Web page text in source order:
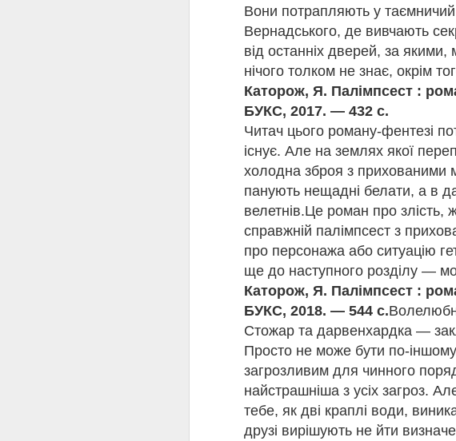
Вони потрапляють у
Вернадського, де вивчають
від останніх дверей, за
нічого толком не знає, окрім
Каторож, Я. Палімпсест :
БУКС, 2017. — 432 с.
Читач цього роману-фентезі
існує. Але на землях якої
холодна зброя з прихованими
панують нещадні белати, а в
велетнів.Це роман про злість,
справжній палімпсест з
про персонажа або ситуацію
ще до наступного розділу —
Каторож, Я. Палімпсест :
БУКС, 2018. — 544 с.
Стожар та дарвенхардка —
Просто не може бути по-
загрозливим для чинного
найстрашніша з усіх загроз.
тебе, як дві краплі води,
друзі вирішують не йти
Друга страва
«Панк 57» Пенелопа Дуглас .
У п’ятому класі вчителі випадково
але об’єднували спільні думки і
щирими. Ці листи тримали їх на плаву в
лише три правила: не шукати одне
Проте одного дня Міша вирішив
погляду! Але Раєн навіть не
отримує листів від нього, чому він
Десерт
«Шлях до вершин» Андерс Ерікссон.
Якщо ви мрієте досягти вершин
якщо ви присвятите певній справі дуже
формула «10 тисяч годин, щоб стати
Приємна новина в тому, що шлях до
Психолог протягом 30 років вивчав
піаністів-віртуозів - та дійшов
вмінні сконцентруватися на потрібних
Смачного читання!